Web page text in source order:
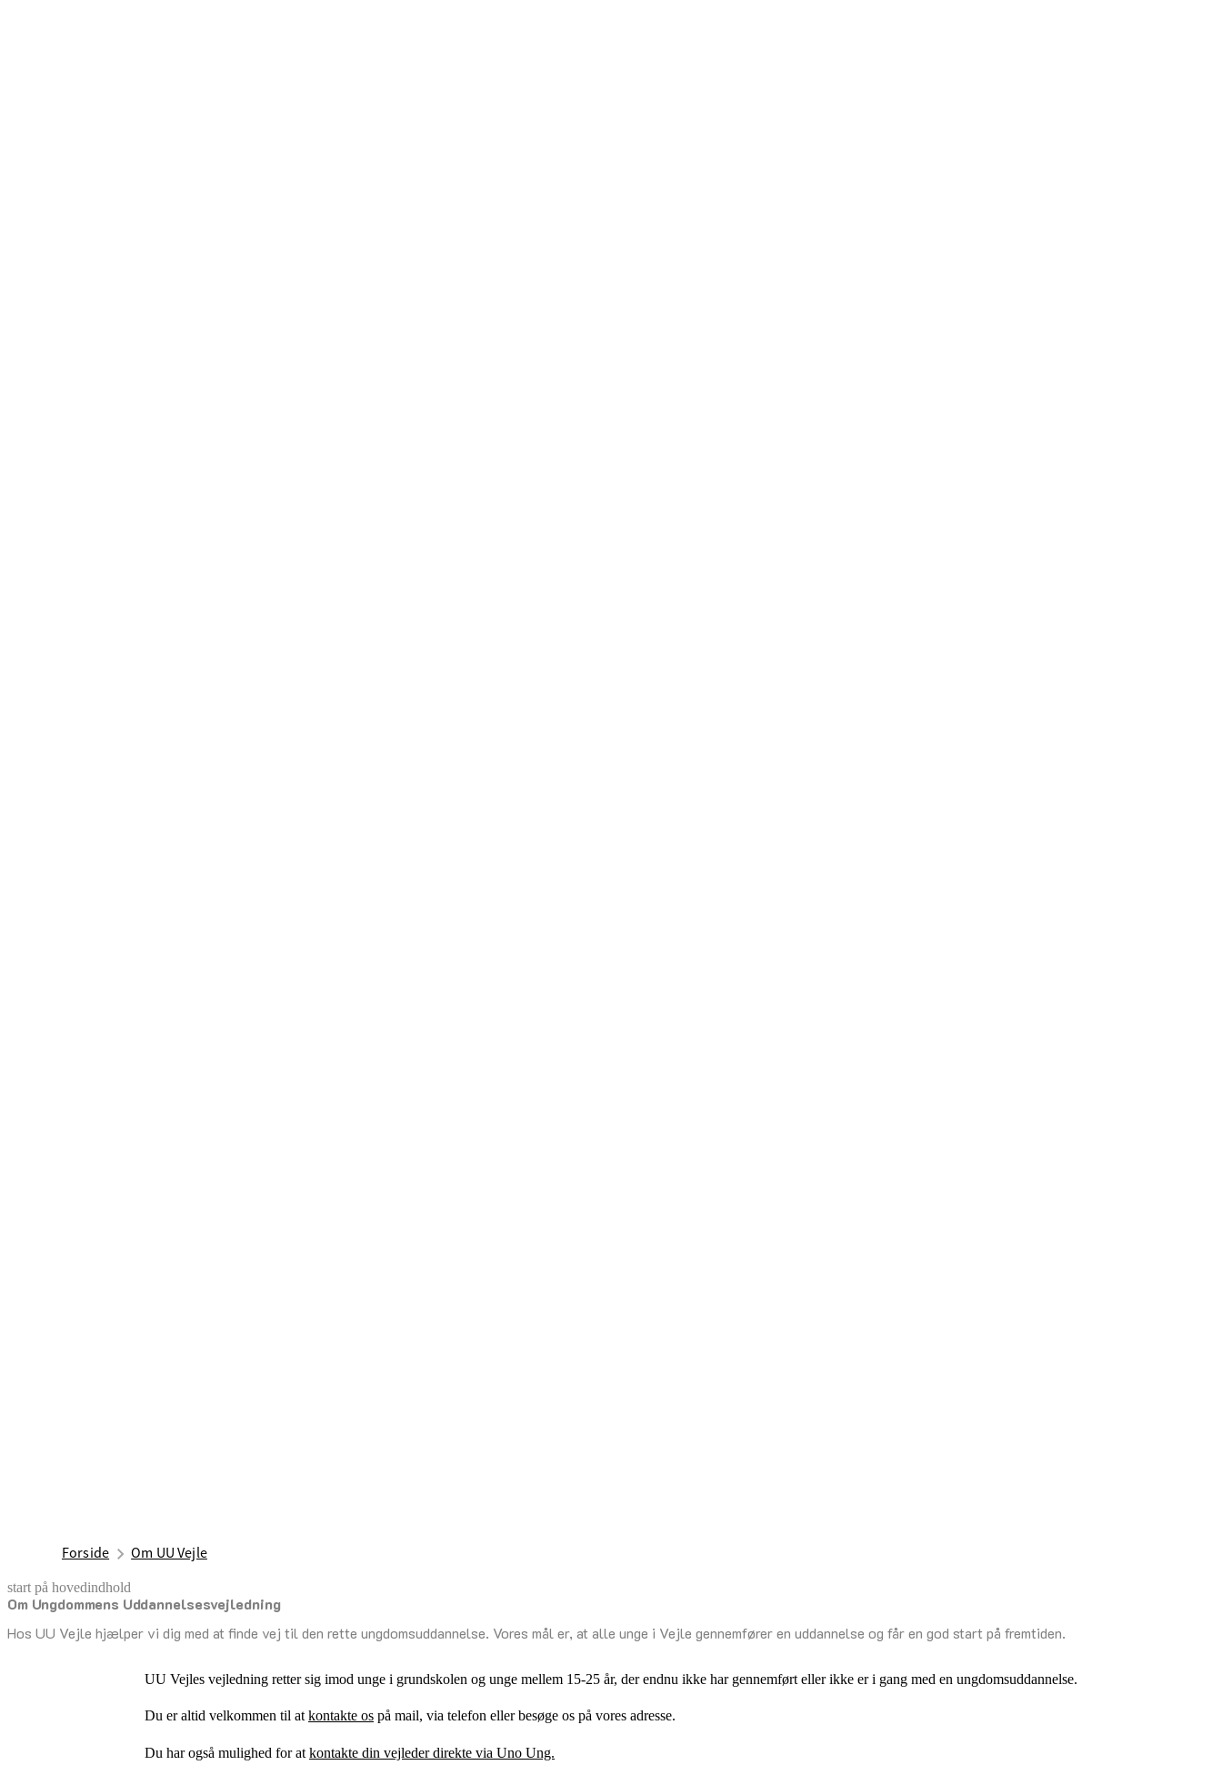
Forside Om UU Vejle
start på hovedindhold
Om Ungdommens Uddannelsesvejledning
Hos UU Vejle hjælper vi dig med at finde vej til den rette ungdomsuddannelse. Vores mål er, at alle unge i Vejle gennemfører en uddannelse og får en god start på fremtiden.
senest opdateret 27. oktober 2025
UU Vejles vejledning retter sig imod unge i grundskolen og unge mellem 15-25 år, der endnu ikke har gennemført eller ikke er i gang med en ungdomsuddannelse.
Du er altid velkommen til at kontakte os på mail, via telefon eller besøge os på vores adresse.
Du har også mulighed for at kontakte din vejleder direkte via Uno Ung.